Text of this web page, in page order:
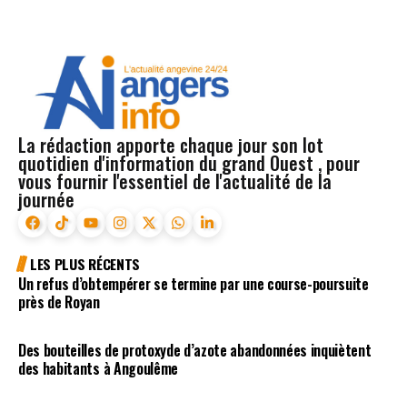
La rédaction apporte chaque jour son lot
quotidien d'information du grand Ouest , pour
vous fournir l'essentiel de l'actualité de la
journée
LES PLUS RÉCENTS
Un refus d’obtempérer se termine par une course-poursuite
près de Royan
Des bouteilles de protoxyde d’azote abandonnées inquiètent
des habitants à Angoulême